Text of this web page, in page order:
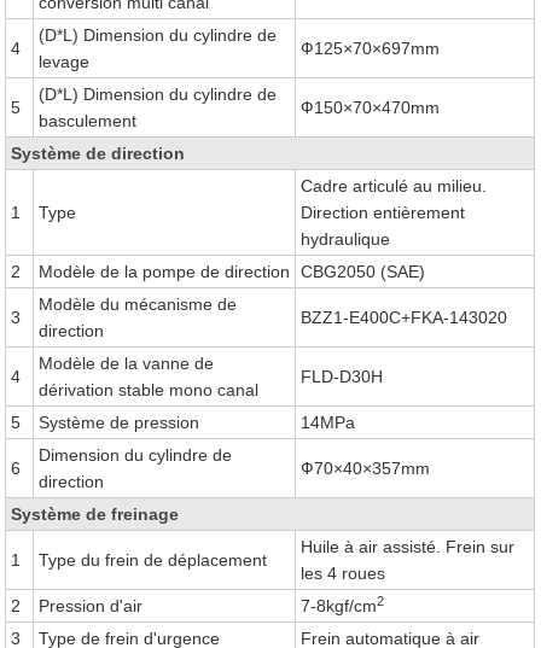
4
(D*L) Dimension du cylindre de
levage
Ф125×70×697mm
5
(D*L) Dimension du cylindre de
basculement
Ф150×70×470mm
Système de direction
1 Type
Cadre articulé au milieu.
Direction entièrement
hydraulique
2
Modèle de la pompe de direction CBG2050 (SAE)
3
Modèle du mécanisme de
direction
BZZ1-E400C+FKA-143020
4
Modèle de la vanne de
dérivation stable mono canal
FLD-D30H
5 Système de pression 14MPa
6
Dimension du cylindre de
direction
Ф70×40×357mm
Système de freinage
1 Type du frein de déplacement
Huile à air assisté. Frein sur
les 4 roues
2
Pression d'air 7-8kgf/cm2
3 Type de frein d'urgence Frein automatique à air